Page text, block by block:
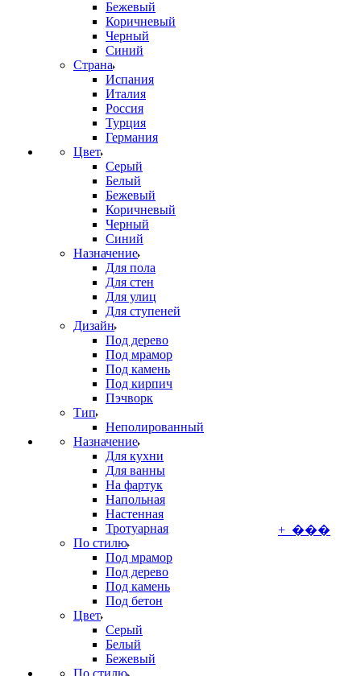
Бежевый
Коричневый
Черный
Синий
Страна
Испания
Италия
Россия
Турция
Германия
Цвет
Серый
Белый
Бежевый
Коричневый
Черный
Синий
Назначение
Для пола
Для стен
Для улиц
Для ступеней
Дизайн
Под дерево
Под мрамор
Под камень
Под кирпич
Пэчворк
Тип
Неполированный
Назначение
Для кухни
Для ванны
На фартук
Напольная
Настенная
Тротуарная
По стилю
Под мрамор
Под дерево
Под камень
Под бетон
Цвет
Серый
Белый
Бежевый
+ ���